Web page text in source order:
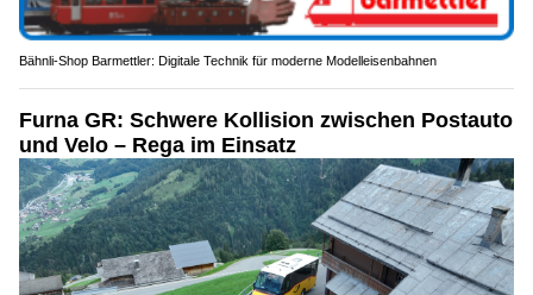
Bähnli-Shop Barmettler: Digitale Technik für moderne Modelleisenbahnen
Furna GR: Schwere Kollision zwischen Postauto
und Velo – Rega im Einsatz